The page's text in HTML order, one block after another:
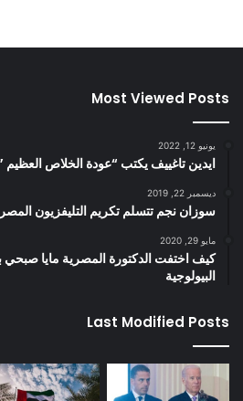
Most Viewed Posts
يونيو 12, 2022
ايدين تاغييف يكتب “عودة الخلاص العظيم
ديسمبر 22, 2019
سوزان نجم تتسلم تكريم التليفزيون
مايو 29, 2020
كيف اختفت الدكتورة المصرية مايا
البيولوجية
Last Modified Posts